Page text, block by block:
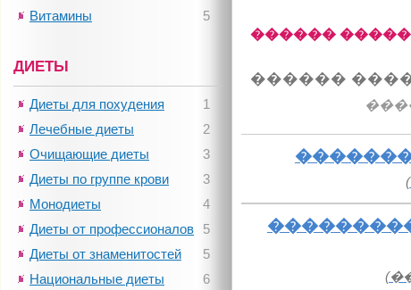
������
������
5
Витамины
ДИЕТЫ
1
Диеты для похудения
2
Лечебные диеты
3
Очищающие диеты
3
Диеты по группе крови
4
Монодиеты
5
Диеты от профессионалов
5
Диеты от знаменитостей
6
Национальные диеты